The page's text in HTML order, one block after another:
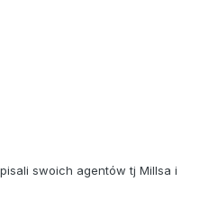
swoich agentów tj Millsa i